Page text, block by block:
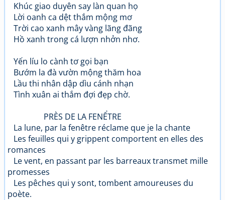
Khúc giao duyên say làn quan họ
Lời oanh ca dệt thắm mộng mơ
Trời cao xanh mây vàng lãng đãng
Hồ xanh trong cá lượn nhởn nhơ.
Yến líu lo cành tơ gọi bạn
Bướm la đà vườn mộng thăm hoa
Lầu thi nhân dập dìu cánh nhạn
Tình xuân ai thắm đợi đẹp chờ.
PRÈS DE LA FENỂTRE
La lune, par la fenêtre réclame que je la chante
Les feuilles qui y grippent comportent en elles des
romances
Le vent, en passant par les barreaux transmet mille
promesses
Les pêches qui y sont, tombent amoureuses du
poète.